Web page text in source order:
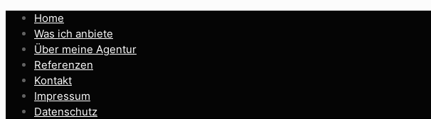
Home
Was ich anbiete
Über meine Agentur
Referenzen
Kontakt
Impressum
Datenschutz